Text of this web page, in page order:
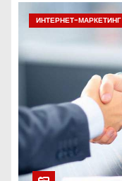
ИНТЕРНЕТ-МАРКЕТИНГ